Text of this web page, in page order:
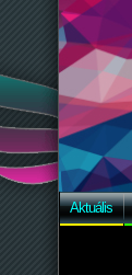
Aktuális